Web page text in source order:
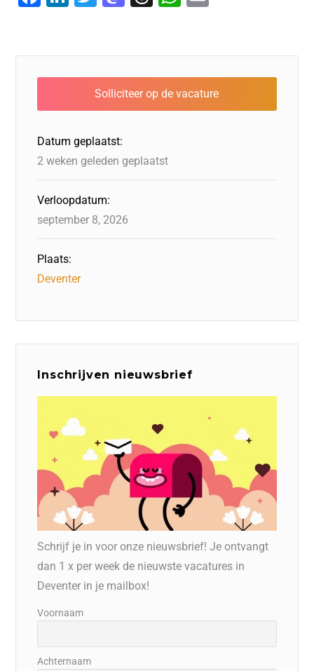
e
b
o
o
k
e
dI
n
er o
d
o
a
d
s
s
A
p
l
Datum geplaatst:
2 weken geleden geplaatst
Verloopdatum:
september 8, 2026
Plaats:
Deventer
Inschrijven nieuwsbrief
Schrijf je in voor onze nieuwsbrief! Je ontvangt
dan 1 x per week de nieuwste vacatures in
Deventer in je mailbox!
Voornaam
Achternaam